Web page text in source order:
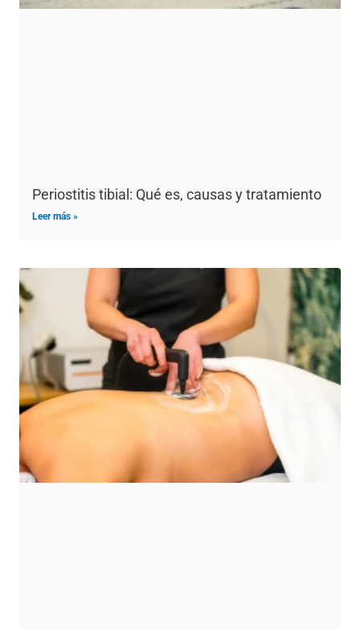
Periostitis tibial: Qué es, causas y tratamiento
Leer más »